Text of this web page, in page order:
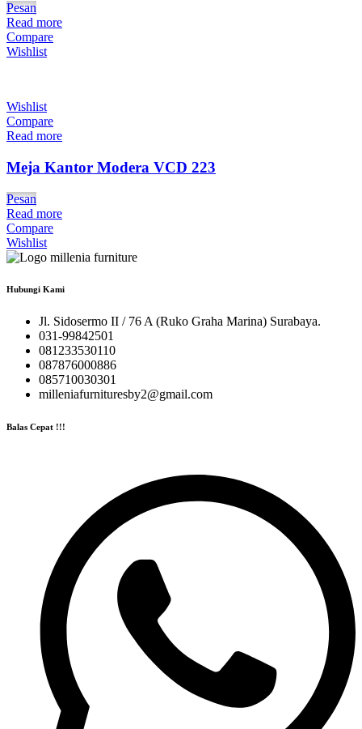
Pesan
Read more
Compare
Wishlist
Wishlist
Compare
Read more
Meja Kantor Modera VCD 223
Pesan
Read more
Compare
Wishlist
Hubungi Kami
Jl. Sidosermo II / 76 A (Ruko Graha Marina) Surabaya.
031-99842501
081233530110
087876000886
085710030301
milleniafurnituresby2@gmail.com
Balas Cepat !!!